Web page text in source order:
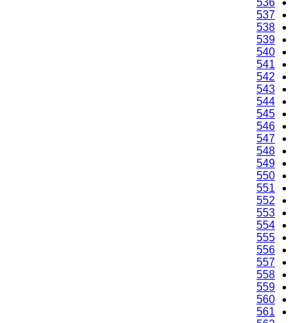
536
537
538
539
540
541
542
543
544
545
546
547
548
549
550
551
552
553
554
555
556
557
558
559
560
561